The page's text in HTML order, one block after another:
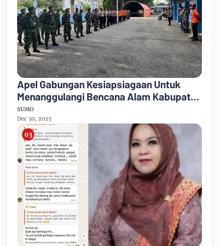
Apel Gabungan Kesiapsiagaan Untuk
Menanggulangi Bencana Alam Kabupaten
Bengkalis
SUMO
Dec 30, 2025